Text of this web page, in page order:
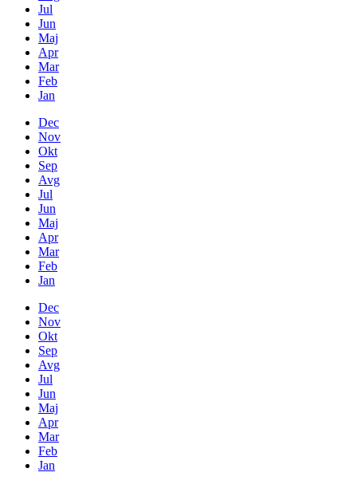
Jul
Jun
Maj
Apr
Mar
Feb
Jan
Dec
Nov
Okt
Sep
Avg
Jul
Jun
Maj
Apr
Mar
Feb
Jan
Dec
Nov
Okt
Sep
Avg
Jul
Jun
Maj
Apr
Mar
Feb
Jan